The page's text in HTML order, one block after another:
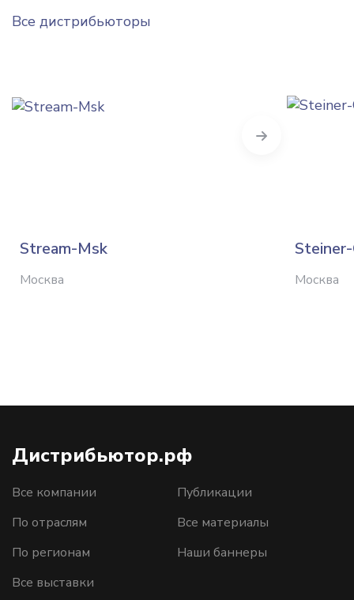
Все дистрибьюторы
Stream-Msk
Москва Москва
Дистрибьютор.рф
Все компании
По отраслям
По регионам
Все выставки
Публикации
Все материалы
Наши баннеры